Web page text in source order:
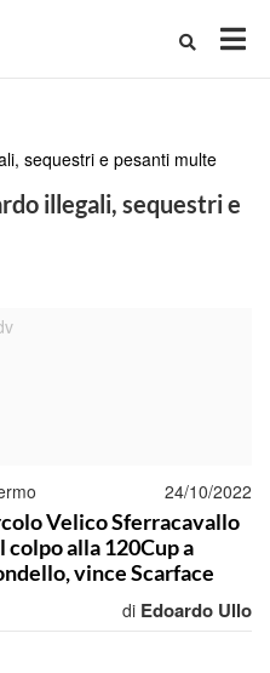
illegali, sequestri e
24/10/2022
Velico Sferracavallo
colpo alla 120Cup a
vince Scarface
di Edoardo Ullo